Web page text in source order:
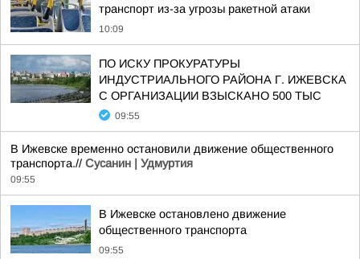
транспорт из-за угрозы ракетной атаки
10:09
ПО ИСКУ ПРОКУРАТУРЫ
ИНДУСТРИАЛЬНОГО РАЙОНА Г. ИЖЕВСКА
С ОРГАНИЗАЦИИ ВЗЫСКАНО 500 ТЫС
09:55
В Ижевске временно остановили движение общественного
транспорта.// Сусанин | Удмуртия
09:55
В Ижевске остановлено движение
общественного транспорта
09:55